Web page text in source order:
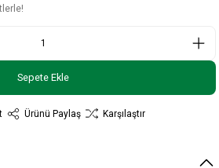
Sepete Ekle
Ürünü Paylaş Karşılaştır